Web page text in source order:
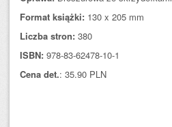
Format książki: 130 x 205 mm
Liczba stron: 380
ISBN: 978-83-62478-10-1
Cena det.: 35.90 PLN